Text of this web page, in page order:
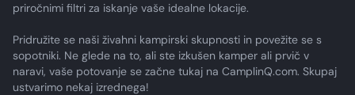
priročnimi filtri za iskanje vaše idealne lokacije.
Pridružite se naši živahni kampirski skupnosti in povežite se s
sopotniki. Ne glede na to, ali ste izkušen kamper ali prvič v
naravi, vaše potovanje se začne tukaj na CamplinQ.com. Skupaj
ustvarimo nekaj izrednega!